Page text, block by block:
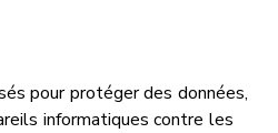
pour protéger des données,
informatiques contre les